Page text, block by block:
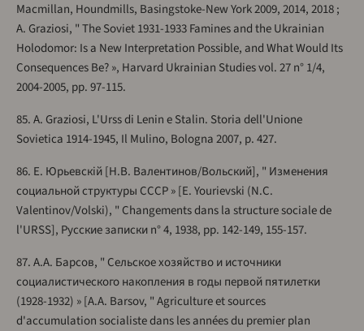
Macmillan, Houndmills, Basingstoke-New York 2009, 2014, 2018 ;
A. Graziosi, " The Soviet 1931-1933 Famines and the Ukrainian
Holodomor: Is a New Interpretation Possible, and What Would Its
Consequences Be? », Harvard Ukrainian Studies vol. 27 n° 1/4,
2004-2005, pp. 97-115.
85. A. Graziosi, L'Urss di Lenin e Stalin. Storia dell'Unione
Sovietica 1914-1945, Il Mulino, Bologna 2007, p. 427.
86. Е. Юрьевскій [Н.В. Валентинов/Вольский], " Изменения
социальной структуры СССР » [E. Yourievski (N.C.
Valentinov/Volski), " Changements dans la structure sociale de
l'URSS], Русские записки n° 4, 1938, pp. 142-149, 155-157.
87. А.А. Барсов, " Сельское хозяйство и источники
социалистического накопления в годы первой пятилетки
(1928-1932) » [A.A. Barsov, " Agriculture et sources
d'accumulation socialiste dans les années du premier plan